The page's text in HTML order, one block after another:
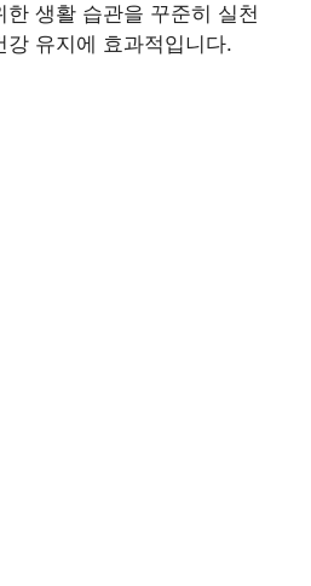
생활 습관을 꾸준히 실천
유지에 효과적입니다.